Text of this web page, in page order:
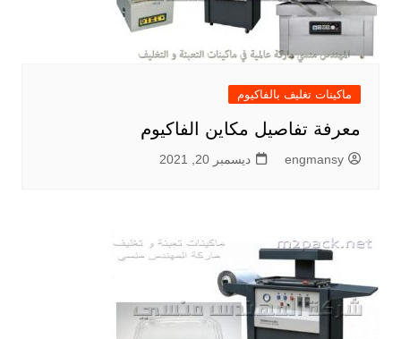
ماكينات تغليف بالفاكيوم
معرفة تفاصيل مكاين الفاكيوم
engmansy ديسمبر 20, 2021